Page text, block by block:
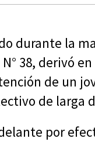
durante la
38, derivó
de un
de larga
por